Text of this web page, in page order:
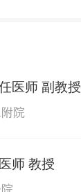
医师 副教授
院
师 教授